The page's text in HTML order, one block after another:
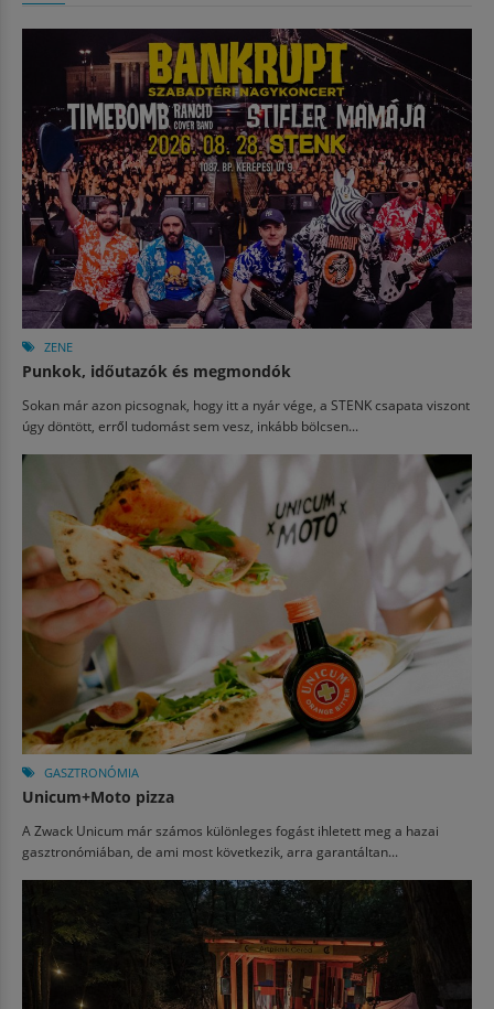
ZENE
Punkok, időutazók és megmondók
Sokan már azon picsognak, hogy itt a nyár vége, a STENK csapata viszont
úgy döntött, erről tudomást sem vesz, inkább bölcsen...
GASZTRONÓMIA
Unicum+Moto pizza
A Zwack Unicum már számos különleges fogást ihletett meg a hazai
gasztronómiában, de ami most következik, arra garantáltan...